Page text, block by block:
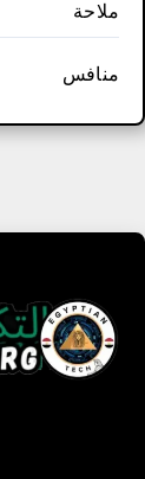
ملاحة
منافس